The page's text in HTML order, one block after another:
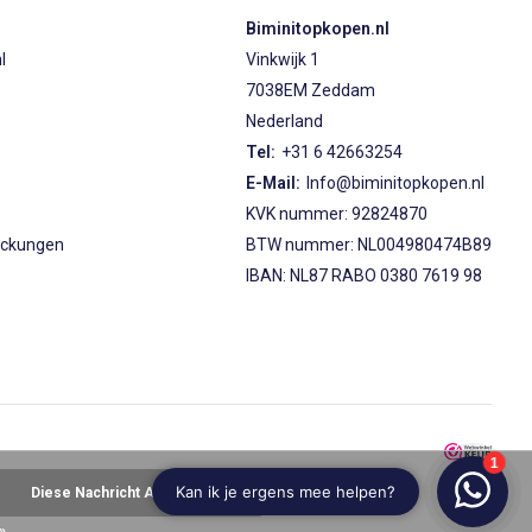
Biminitopkopen.nl
Vinkwijk 1
7038EM Zeddam
Nederland
Tel: +31 6 42663254
E-Mail: Info@biminitopkopen.nl
KVK nummer: 92824870
BTW nummer: NL004980474B89
IBAN: NL87 RABO 0380 7619 98
Diese Nachricht Ausblenden